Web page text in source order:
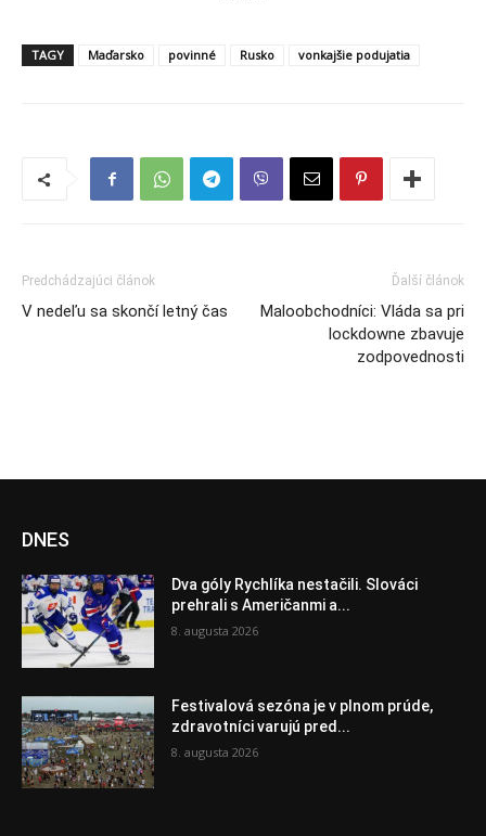
TAGY Maďarsko povinné Rusko vonkajšie podujatia
Predchádzajúci článok
V nedeľu sa skončí letný čas
Ďalší článok
Maloobchodníci: Vláda sa pri
lockdowne zbavuje
zodpovednosti
DNES
Dva góly Rychlíka nestačili. Slováci
prehrali s Američanmi a...
8. augusta 2026
Festivalová sezóna je v plnom prúde,
zdravotníci varujú pred...
8. augusta 2026